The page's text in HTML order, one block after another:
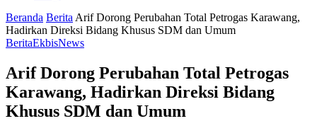
Beranda Berita Arif Dorong Perubahan Total Petrogas Karawang,
Hadirkan Direksi Bidang Khusus SDM dan Umum
BeritaEkbisNews
Arif Dorong Perubahan Total Petrogas
Karawang, Hadirkan Direksi Bidang
Khusus SDM dan Umum